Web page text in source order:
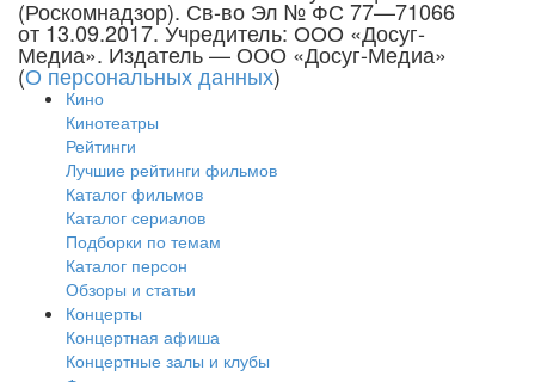
(Роскомнадзор). Св-во Эл № ФС 77—71066
от 13.09.2017. Учредитель: ООО «Досуг-
Медиа». Издатель — ООО «Досуг-Медиа»
(О персональных данных)
Кино
Кинотеатры
Рейтинги
Лучшие рейтинги фильмов
Каталог фильмов
Каталог сериалов
Подборки по темам
Каталог персон
Обзоры и статьи
Концерты
Концертная афиша
Концертные залы и клубы